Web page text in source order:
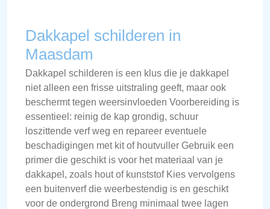
Dakkapel schilderen in
Maasdam
Dakkapel schilderen is een klus die je dakkapel
niet alleen een frisse uitstraling geeft, maar ook
beschermt tegen weersinvloeden Voorbereiding is
essentieel: reinig de kap grondig, schuur
loszittende verf weg en repareer eventuele
beschadigingen met kit of houtvuller Gebruik een
primer die geschikt is voor het materiaal van je
dakkapel, zoals hout of kunststof Kies vervolgens
een buitenverf die weerbestendig is en geschikt
voor de ondergrond Breng minimaal twee lagen